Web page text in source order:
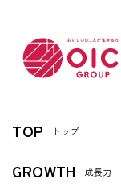
TOP トップ
GROWTH 成長力